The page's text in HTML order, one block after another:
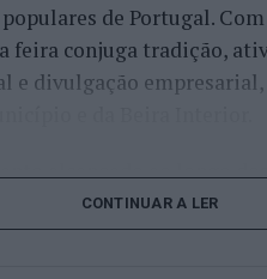
nomeadamente o
o ‘Fórum Ibero-
natural das
organizar um congresso
de diálogo entre
de Portugal.
feira conjuga tradição,
e divulgação
alcançado ao longo
traçou quando iniciou o
conquistado
CONTINUAR A LER